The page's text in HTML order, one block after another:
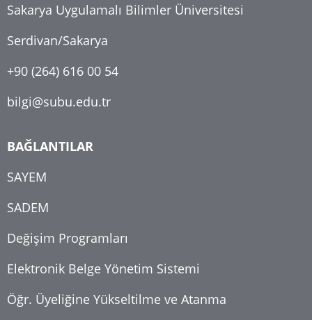
Sakarya Uygulamalı Bilimler Üniversitesi
Serdivan/Sakarya
+90 (264) 616 00 54
bilgi@subu.edu.tr
BAĞLANTILAR
SAYEM
SADEM
Değişim Programları
Elektronik Belge Yönetim Sistemi
Öğr. Üyeliğine Yükseltilme ve Atanma